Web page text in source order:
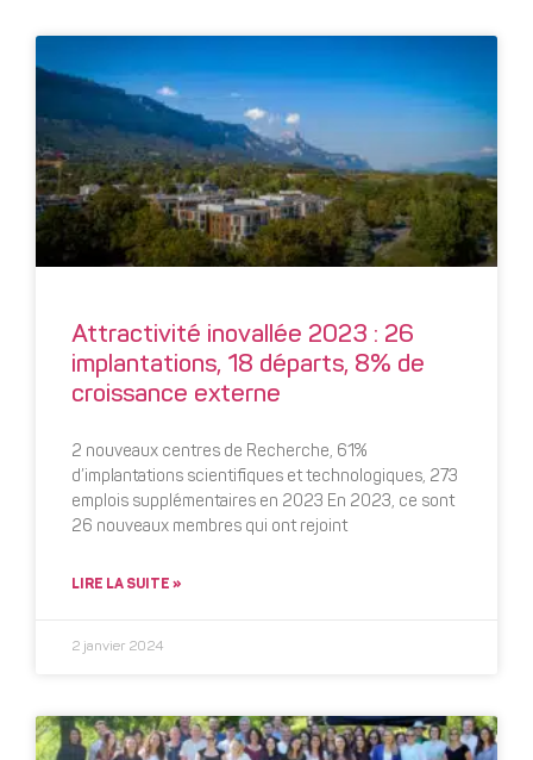
Attractivité inovallée 2023 : 26
implantations, 18 départs, 8% de
croissance externe
2 nouveaux centres de Recherche, 61%
d’implantations scientifiques et technologiques, 273
emplois supplémentaires en 2023 En 2023, ce sont
26 nouveaux membres qui ont rejoint
LIRE LA SUITE »
2 janvier 2024